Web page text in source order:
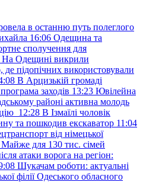
в останню путь полеглого
16:06 Одещина та
сполучення для
На Одещині викрили
де підопічних використовували
В Арцизькій громаді
заходів 13:23 Ювілейна
районі активна молодь
12:28 В Ізмаїлі чоловік
та пошкодив екскаватор 11:04
від німецької
Майже для 130 тис. сімей
атаки ворога на регіон:
Шукачам роботи: актуальні
філії Одеського обласного